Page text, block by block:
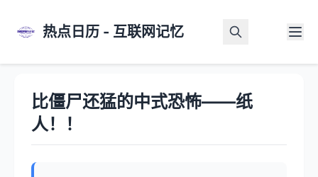
热点日历 - 互联网记忆
比僵尸还猛的中式恐怖——纸
人！！